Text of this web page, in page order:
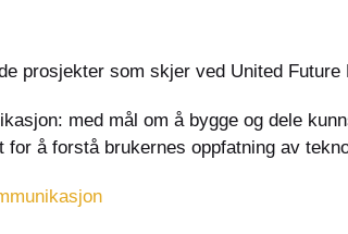
prosjekter som skjer ved United
med mål om å bygge og dele
for å forstå brukernes oppfatning av